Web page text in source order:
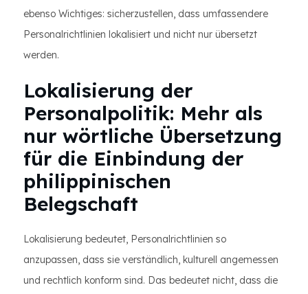
ebenso Wichtiges: sicherzustellen, dass umfassendere
Personalrichtlinien lokalisiert und nicht nur übersetzt
werden.
Lokalisierung der
Personalpolitik: Mehr als
nur wörtliche Übersetzung
für die Einbindung der
philippinischen
Belegschaft
Lokalisierung bedeutet, Personalrichtlinien so
anzupassen, dass sie verständlich, kulturell angemessen
und rechtlich konform sind. Das bedeutet nicht, dass die